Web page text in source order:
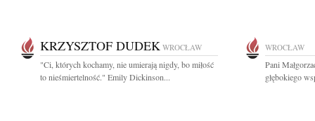
KRZYSZTOF DUDEK WROCŁAW
"Ci, których kochamy, nie umierają nigdy, bo miłość
to nieśmiertelność." Emily Dickinson...
WROCŁAW
Pani
głębokiego